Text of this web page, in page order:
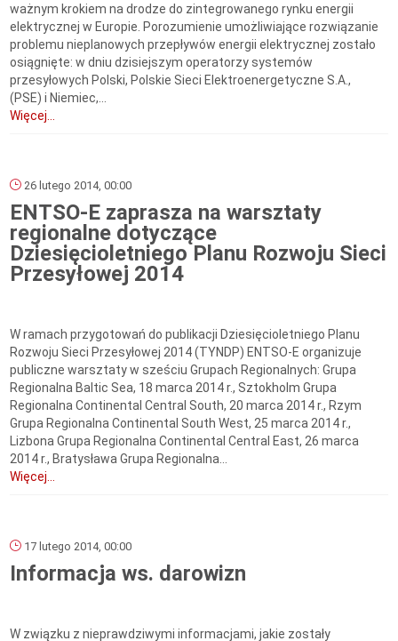
ważnym krokiem na drodze do zintegrowanego rynku energii
elektrycznej w Europie. Porozumienie umożliwiające rozwiązanie
problemu nieplanowych przepływów energii elektrycznej zostało
osiągnięte: w dniu dzisiejszym operatorzy systemów
przesyłowych Polski, Polskie Sieci Elektroenergetyczne S.A.,
(PSE) i Niemiec,...
Więcej...
26 lutego 2014, 00:00
ENTSO-E zaprasza na warsztaty
regionalne dotyczące
Dziesięcioletniego Planu Rozwoju Sieci
Przesyłowej 2014
W ramach przygotowań do publikacji Dziesięcioletniego Planu
Rozwoju Sieci Przesyłowej 2014 (TYNDP) ENTSO-E organizuje
publiczne warsztaty w sześciu Grupach Regionalnych: Grupa
Regionalna Baltic Sea, 18 marca 2014 r., Sztokholm Grupa
Regionalna Continental Central South, 20 marca 2014 r., Rzym
Grupa Regionalna Continental South West, 25 marca 2014 r.,
Lizbona Grupa Regionalna Continental Central East, 26 marca
2014 r., Bratysława Grupa Regionalna...
Więcej...
17 lutego 2014, 00:00
Informacja ws. darowizn
W związku z nieprawdziwymi informacjami, jakie zostały